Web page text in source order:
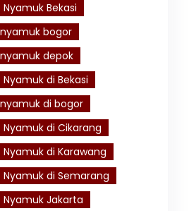
Bekasi
bogor
depok
di Bekasi
di bogor
Nyamuk di Cikarang
Nyamuk di Karawang
Nyamuk di Semarang
Nyamuk Jakarta